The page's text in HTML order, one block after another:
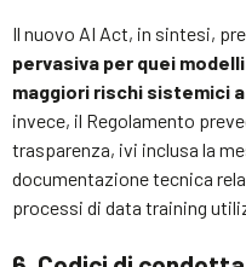
Il nuovo AI Act, in sintesi,
pervasiva per quei
maggiori rischi sistemici
invece, il Regolamento
trasparenza, ivi inclusa la
documentazione tecnica
processi di data training